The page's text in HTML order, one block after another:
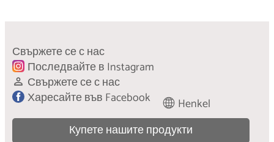
НАУЧЕТЕ ПОВЕЧЕ
Свържете се с нас
Последвайте в Instagram
Свържете се с нас
Харесайте във Facebook
Henkel
Купете нашите продукти